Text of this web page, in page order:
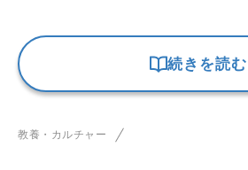
続きを読む
教養・カルチャー